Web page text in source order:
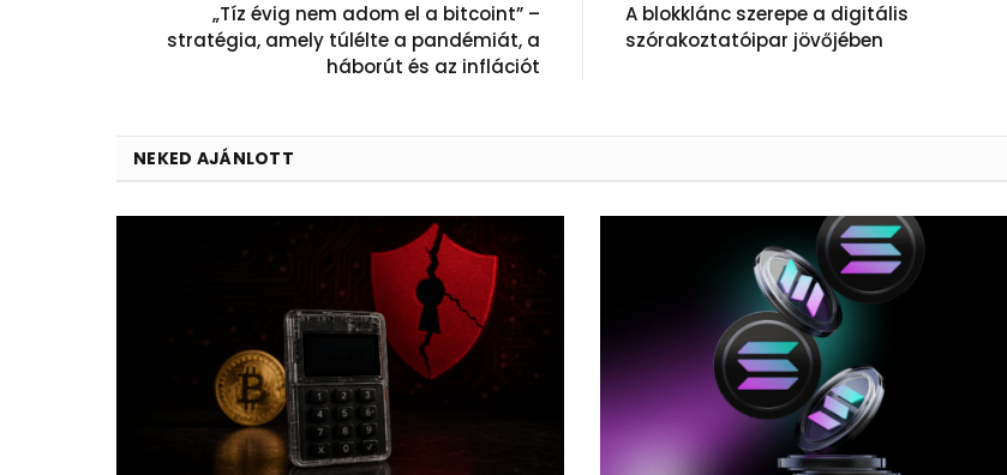
„Tíz évig nem adom el a bitcoint” –
stratégia, amely túlélte a pandémiát, a
háborút és az inflációt
A blokklánc szerepe a digitális
szórakoztatóipar jövőjében
NEKED AJÁNLOTT